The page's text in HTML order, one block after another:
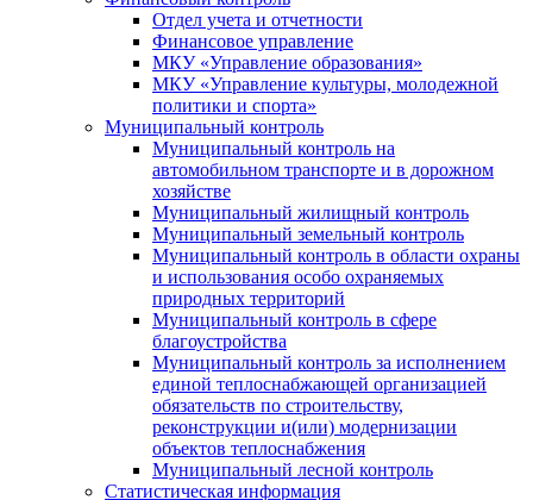
Отдел учета и отчетности
Финансовое управление
МКУ «Управление образования»
МКУ «Управление культуры, молодежной
политики и спорта»
Муниципальный контроль
Муниципальный контроль на
автомобильном транспорте и в дорожном
хозяйстве
Муниципальный жилищный контроль
Муниципальный земельный контроль
Муниципальный контроль в области охраны
и использования особо охраняемых
природных территорий
Муниципальный контроль в сфере
благоустройства
Муниципальный контроль за исполнением
единой теплоснабжающей организацией
обязательств по строительству,
реконструкции и(или) модернизации
объектов теплоснабжения
Муниципальный лесной контроль
Статистическая информация